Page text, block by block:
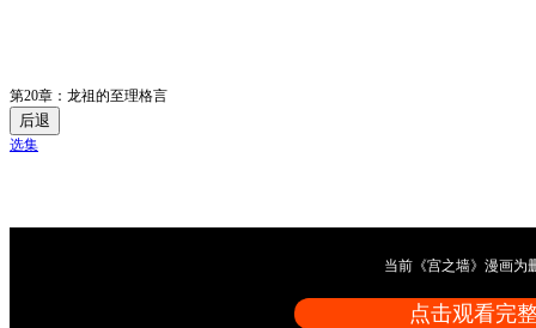
第20章：龙祖的至理格言
后退
选集
当前《宫之墙》漫画为
点击观看完